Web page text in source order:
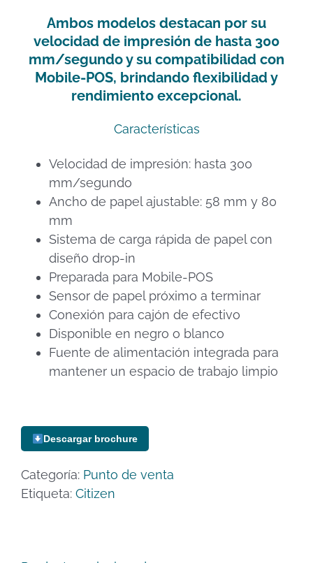
Ambos modelos destacan por su
velocidad de impresión de hasta 300
mm/segundo y su compatibilidad con
Mobile-POS, brindando flexibilidad y
rendimiento excepcional.
Características
Velocidad de impresión: hasta 300
mm/segundo
Ancho de papel ajustable: 58 mm y 80
mm
Sistema de carga rápida de papel con
diseño drop-in
Preparada para Mobile-POS
Sensor de papel próximo a terminar
Conexión para cajón de efectivo
Disponible en negro o blanco
Fuente de alimentación integrada para
mantener un espacio de trabajo limpio
Descargar brochure
Categoría: Punto de venta
Etiqueta: Citizen